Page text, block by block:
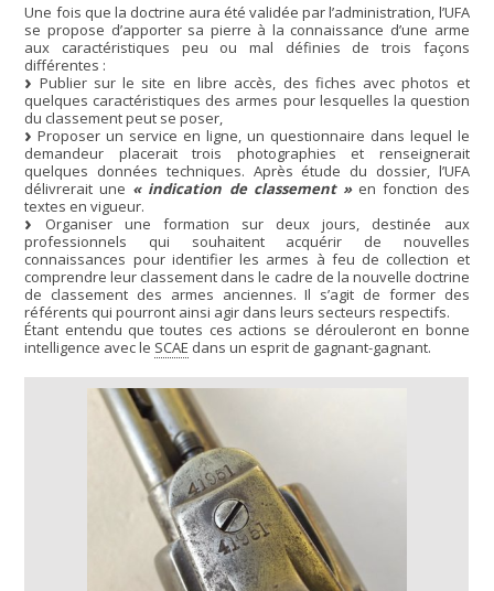
Une fois que la doctrine aura été validée par l’administration, l’UFA
se propose d’apporter sa pierre à la connaissance d’une arme
aux caractéristiques peu ou mal définies de trois façons
différentes :
Publier sur le site en libre accès, des fiches avec photos et
quelques caractéristiques des armes pour lesquelles la question
du classement peut se poser,
Proposer un service en ligne, un questionnaire dans lequel le
demandeur placerait trois photographies et renseignerait
quelques données techniques. Après étude du dossier, l’UFA
délivrerait une « indication de classement » en fonction des
textes en vigueur.
Organiser une formation sur deux jours, destinée aux
professionnels qui souhaitent acquérir de nouvelles
connaissances pour identifier les armes à feu de collection et
comprendre leur classement dans le cadre de la nouvelle doctrine
de classement des armes anciennes. Il s’agit de former des
référents qui pourront ainsi agir dans leurs secteurs respectifs.
Étant entendu que toutes ces actions se dérouleront en bonne
intelligence avec le SCAE dans un esprit de gagnant-gagnant.